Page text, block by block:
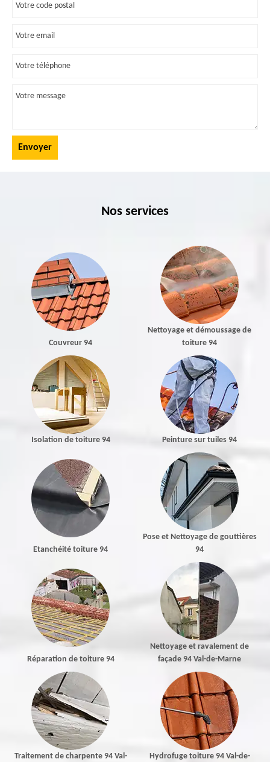
Nos services
Couvreur 94
Nettoyage et démoussage de
toiture 94
Isolation de toiture 94 Peinture sur tuiles 94
Etanchéité toiture 94
Pose et Nettoyage de gouttières
94
Réparation de toiture 94
Nettoyage et ravalement de
façade 94 Val-de-Marne
Traitement de charpente 94 Val-
Hydrofuge toiture 94 Val-de-